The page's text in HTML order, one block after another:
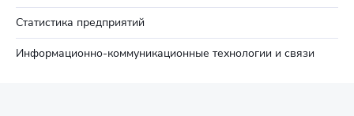
Статистика предприятий
Информационно-коммуникационные технологии и связи